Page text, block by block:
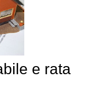
e rata